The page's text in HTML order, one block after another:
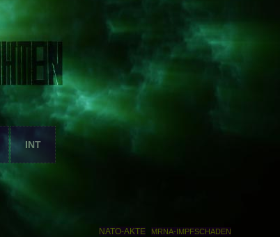
INT
NATO-AKTE
MRNA-IMPFSCHADEN